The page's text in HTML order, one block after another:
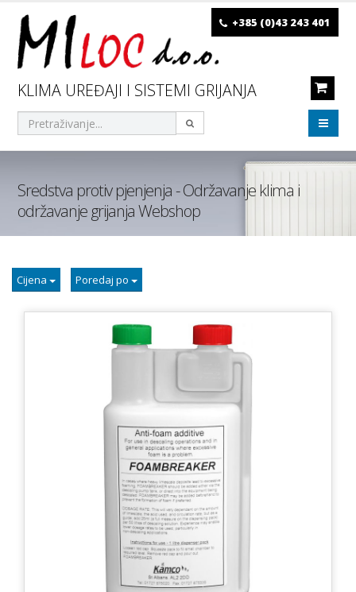
KLIMA UREĐAJI I SISTEMI GRIJANJA
+385 (0)43 243 401
Sredstva protiv pjenjenja - Održavanje klima i
održavanje grijanja Webshop
Cijena Poredaj po